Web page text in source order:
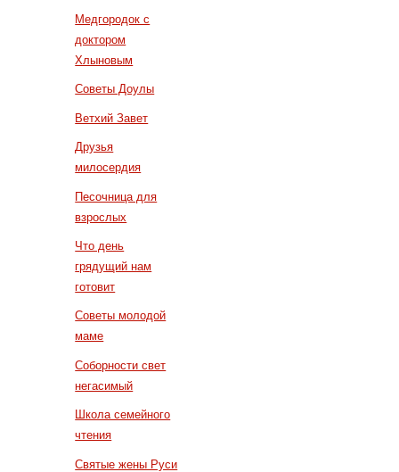
Медгородок с
доктором
Хлыновым
Советы Доулы
Ветхий Завет
Друзья
милосердия
Песочница для
взрослых
Что день
грядущий нам
готовит
Советы молодой
маме
Соборности свет
негасимый
Школа семейного
чтения
Святые жены Руси